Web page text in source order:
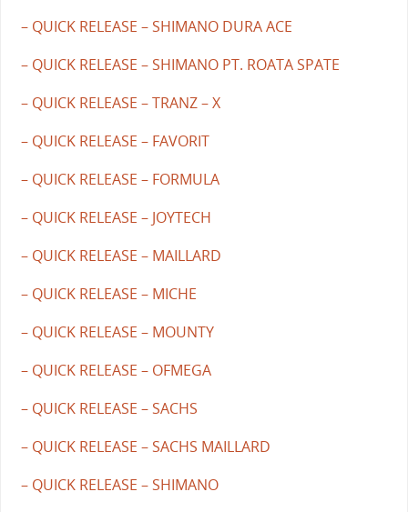
– QUICK RELEASE – SHIMANO DURA ACE
– QUICK RELEASE – SHIMANO PT. ROATA SPATE
– QUICK RELEASE – TRANZ – X
– QUICK RELEASE – FAVORIT
– QUICK RELEASE – FORMULA
– QUICK RELEASE – JOYTECH
– QUICK RELEASE – MAILLARD
– QUICK RELEASE – MICHE
– QUICK RELEASE – MOUNTY
– QUICK RELEASE – OFMEGA
– QUICK RELEASE – SACHS
– QUICK RELEASE – SACHS MAILLARD
– QUICK RELEASE – SHIMANO